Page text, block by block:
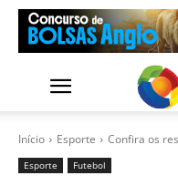
Início Esporte Confira os
Esporte Futebol